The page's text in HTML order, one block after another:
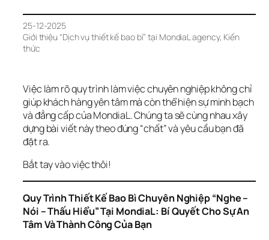
25-12-2025
Giới thiệu “Dịch vụ thiết kế bao bì” tại MondiaL agency, Kiến
thức
Việc làm rõ quy trình làm việc chuyên nghiệp không chỉ
giúp khách hàng yên tâm mà còn thể hiện sự minh bạch
và đẳng cấp của MondiaL. Chúng ta sẽ cùng nhau xây
dựng bài viết này theo đúng “chất” và yêu cầu bạn đã
đặt ra.
Bắt tay vào việc thôi!
Quy Trình Thiết Kế Bao Bì Chuyên Nghiệp “Nghe –
Nói – Thấu Hiểu” Tại MondiaL: Bí Quyết Cho Sự An
Tâm Và Thành Công Của Bạn